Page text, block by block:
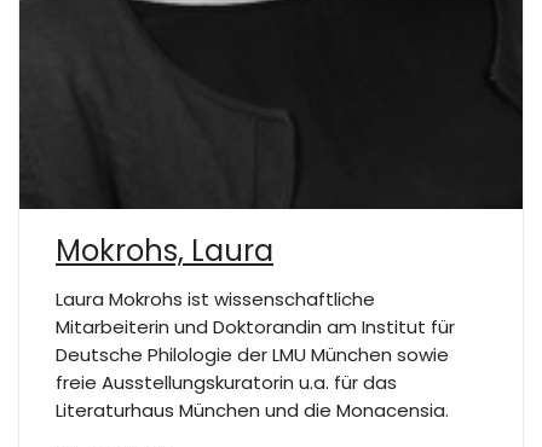
Mokrohs, Laura
Laura Mokrohs ist wissenschaftliche
Mitarbeiterin und Doktorandin am Institut für
Deutsche Philologie der LMU München sowie
freie Ausstellungskuratorin u.a. für das
Literaturhaus München und die Monacensia.